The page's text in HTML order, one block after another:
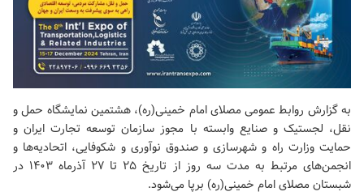
به گزارش روابط عمومی مصلای امام خمینی(ره)، هشتمین نمایشگاه حمل و
نقل، لجستیک و صنایع وابسته با مجوز سازمان توسعه تجارت ایران و
حمایت وزارت راه و شهرسازی و صندوق نوآوری و شکوفایی، اتحادیه‌ها و
انجمن‌های مرتبط به مدت سه روز از تاریخ ۲۵ تا ۲۷ آذرماه ۱۴۰۳ در
شبستان مصلای امام خمینی(ره) برپا می‌شود.